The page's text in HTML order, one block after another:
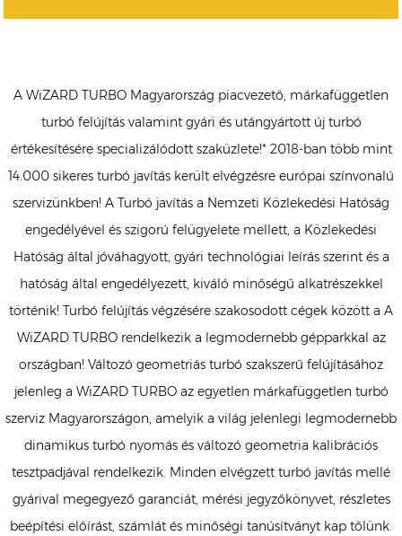
A WiZARD TURBO Magyarország piacvezető, márkafüggetlen
turbó felújítás valamint gyári és utángyártott új turbó
értékesítésére specializálódott szaküzlete!* 2018-ban több mint
14.000 sikeres turbó javítás került elvégzésre európai színvonalú
szervizünkben! A Turbó javítás a Nemzeti Közlekedési Hatóság
engedélyével és szigorú felügyelete mellett, a Közlekedési
Hatóság által jóváhagyott, gyári technológiai leírás szerint és a
hatóság által engedélyezett, kiváló minőségű alkatrészekkel
történik! Turbó felújítás végzésére szakosodott cégek között a A
WiZARD TURBO rendelkezik a legmodernebb gépparkkal az
országban! Változó geometriás turbó szakszerű felújításához
jelenleg a WiZARD TURBO az egyetlen márkafüggetlen turbó
szerviz Magyarországon, amelyik a világ jelenlegi legmodernebb
dinamikus turbó nyomás és változó geometria kalibrációs
tesztpadjával rendelkezik. Minden elvégzett turbó javítás mellé
gyárival megegyező garanciát, mérési jegyzőkönyvet, részletes
beépítési előírást, számlát és minőségi tanúsítványt kap tőlünk.